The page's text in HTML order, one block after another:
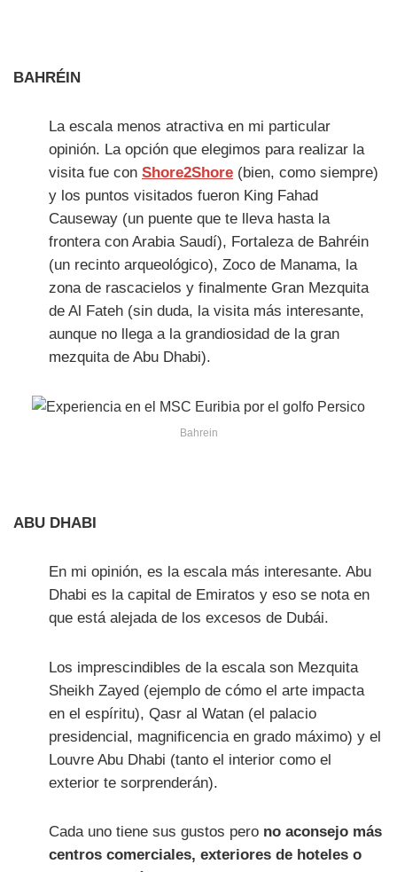
BAHRÉIN
La escala menos atractiva en mi particular
opinión. La opción que elegimos para realizar la
visita fue con Shore2Shore (bien, como siempre)
y los puntos visitados fueron King Fahad
Causeway (un puente que te lleva hasta la
frontera con Arabia Saudí), Fortaleza de Bahréin
(un recinto arqueológico), Zoco de Manama, la
zona de rascacielos y finalmente Gran Mezquita
de Al Fateh (sin duda, la visita más interesante,
aunque no llega a la grandiosidad de la gran
mezquita de Abu Dhabi).
Bahrein
ABU DHABI
En mi opinión, es la escala más interesante. Abu
Dhabi es la capital de Emiratos y eso se nota en
que está alejada de los excesos de Dubái.
Los imprescindibles de la escala son Mezquita
Sheikh Zayed (ejemplo de cómo el arte impacta
en el espíritu), Qasr al Watan (el palacio
presidencial, magnificencia en grado máximo) y el
Louvre Abu Dhabi (tanto el interior como el
exterior te sorprenderán).
Cada uno tiene sus gustos pero no aconsejo más
centros comerciales, exteriores de hoteles o